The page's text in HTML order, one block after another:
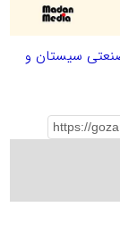
سیستان و